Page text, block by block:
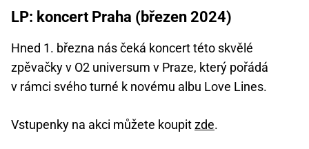
LP: koncert Praha (březen 2024)
Hned 1. března nás čeká koncert této skvělé
zpěvačky v O2 universum v Praze, který pořádá
v rámci svého turné k novému albu Love Lines.
Vstupenky na akci můžete koupitzde.